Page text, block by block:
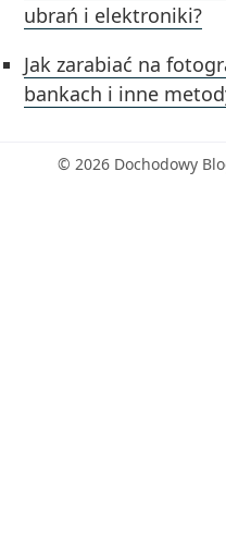
ubrań i elektroniki?
Jak zarabiać na
bankach i inne
© 2026 Dochodowy